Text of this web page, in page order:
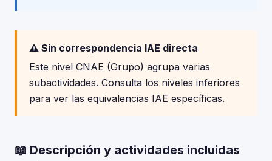
⚠️ Sin correspondencia IAE directa
Este nivel CNAE (Grupo) agrupa varias
subactividades. Consulta los niveles inferiores
para ver las equivalencias IAE específicas.
📖 Descripción y actividades incluidas